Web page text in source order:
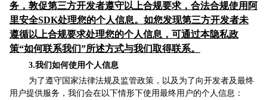
务，敦促第三方开发者遵守以上合规要求，合法合规使用阿
里安全SDK处理您的个人信息。如您发现第三方开发者未
遵循以上合规要求处理您的个人信息，可通过本隐私政
策“如何联系我们”所述方式与我们取得联系。
3.我们如何使用个人信息
为了遵守国家法律法规及监管政策，以及为了向开发者及最终
用户提供服务，我们会在以下情形下使用最终用户的个人信息：